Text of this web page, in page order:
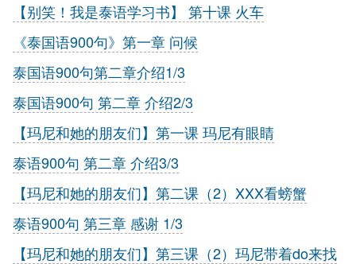
【别笑！我是泰语学习书】 第十课 火车
《泰国语900句》第一章 问候
泰国语900句第二章介绍1/3
泰国语900句 第二章 介绍2/3
【玛尼和她的朋友们】第一课 玛尼有眼睛
泰语900句 第二章 介绍3/3
【玛尼和她的朋友们】第二课（2）XXX看螃蟹
泰语900句 第三章 感谢 1/3
【玛尼和她的朋友们】第三课（2）玛尼带着do来找